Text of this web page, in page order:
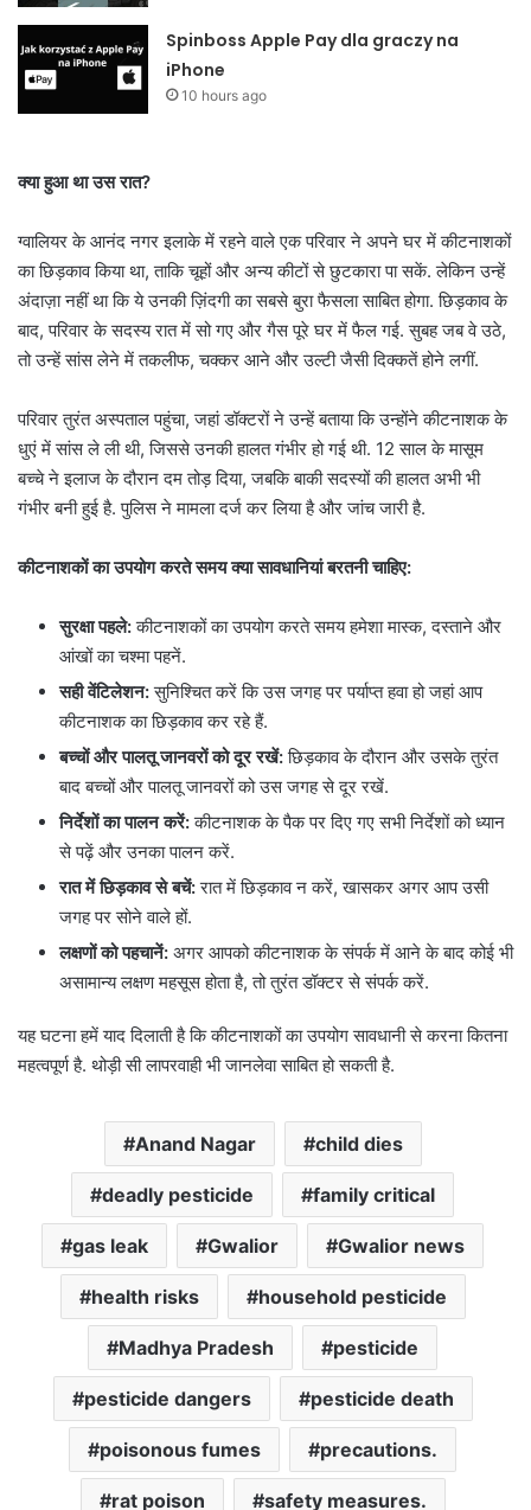
Spinboss Apple Pay dla graczy na
iPhone
10 hours ago
क्या हुआ था उस रात?
ग्वालियर के आनंद नगर इलाके में रहने वाले एक परिवार ने अपने घर में कीटनाशकों
का छिड़काव किया था, ताकि चूहों और अन्य कीटों से छुटकारा पा सकें. लेकिन उन्हें
अंदाज़ा नहीं था कि ये उनकी ज़िंदगी का सबसे बुरा फैसला साबित होगा. छिड़काव के
बाद, परिवार के सदस्य रात में सो गए और गैस पूरे घर में फैल गई. सुबह जब वे उठे,
तो उन्हें सांस लेने में तकलीफ, चक्कर आने और उल्टी जैसी दिक्कतें होने लगीं.
परिवार तुरंत अस्पताल पहुंचा, जहां डॉक्टरों ने उन्हें बताया कि उन्होंने कीटनाशक के
धुएं में सांस ले ली थी, जिससे उनकी हालत गंभीर हो गई थी. 12 साल के मासूम
बच्चे ने इलाज के दौरान दम तोड़ दिया, जबकि बाकी सदस्यों की हालत अभी भी
गंभीर बनी हुई है. पुलिस ने मामला दर्ज कर लिया है और जांच जारी है.
कीटनाशकों का उपयोग करते समय क्या सावधानियां बरतनी चाहिए:
सुरक्षा पहले:कीटनाशकों का उपयोग करते समय हमेशा मास्क, दस्ताने और
आंखों का चश्मा पहनें.
सही वेंटिलेशन:सुनिश्चित करें कि उस जगह पर पर्याप्त हवा हो जहां आप
कीटनाशक का छिड़काव कर रहे हैं.
बच्चों और पालतू जानवरों को दूर रखें:छिड़काव के दौरान और उसके तुरंत
बाद बच्चों और पालतू जानवरों को उस जगह से दूर रखें.
निर्देशों का पालन करें:कीटनाशक के पैक पर दिए गए सभी निर्देशों को ध्यान
से पढ़ें और उनका पालन करें.
रात में छिड़काव से बचें:रात में छिड़काव न करें, खासकर अगर आप उसी
जगह पर सोने वाले हों.
लक्षणों को पहचानें: अगर आपको कीटनाशक के संपर्क में आने के बाद कोई भी
असामान्य लक्षण महसूस होता है, तो तुरंत डॉक्टर से संपर्क करें.
यह घटना हमें याद दिलाती है कि कीटनाशकों का उपयोग सावधानी से करना कितना
महत्वपूर्ण है. थोड़ी सी लापरवाही भी जानलेवा साबित हो सकती है.
Anand Nagar child dies
deadly pesticide family critical
gas leak Gwalior Gwalior news
health risks household pesticide
Madhya Pradesh pesticide
pesticide dangers pesticide death
poisonous fumes precautions.
rat poison safety measures.